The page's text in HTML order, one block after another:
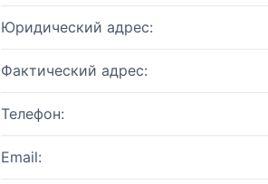
Юридический адрес:
Фактический адрес:
Телефон:
Email: